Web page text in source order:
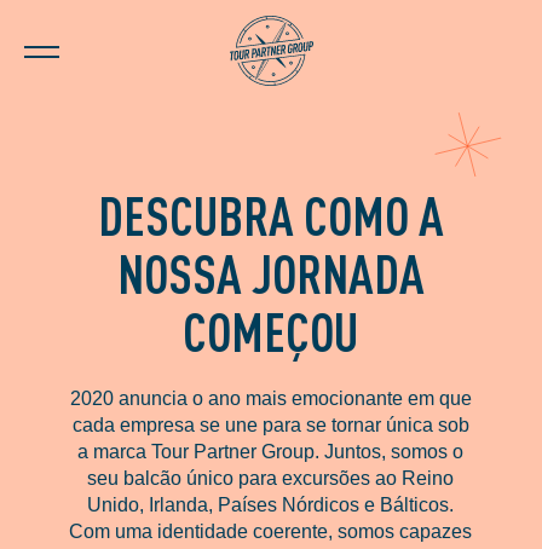
DESCUBRA COMOA
NOSSA JORNADA
COMEÇOU
2020 anuncia o ano mais emocionante em que
cada empresa se une para se tornar única sob
a marca Tour Partner Group. Juntos, somos o
seu balcão único para excursões ao Reino
Unido, Irlanda, Países Nórdicos e Bálticos.
Com uma identidade coerente, somos capazes